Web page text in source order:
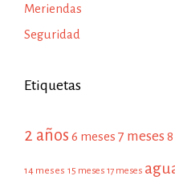
Meriendas
Seguridad
Etiquetas
2 años 6 meses 7 meses
14 meses 15 meses 17 meses